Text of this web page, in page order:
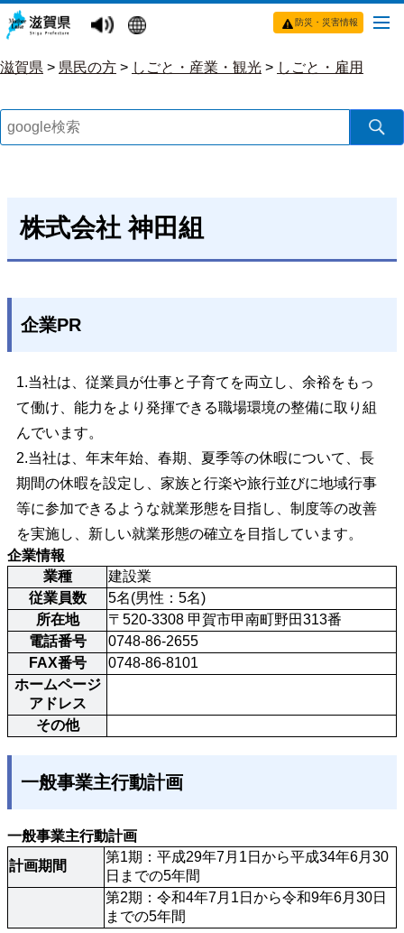
防災・災害情報
滋賀県 > 県民の方 > しごと・産業・観光 > しごと・雇用
株式会社 神田組
企業PR
1.当社は、従業員が仕事と子育てを両立し、余裕をもっ
て働け、能力をより発揮できる職場環境の整備に取り組
んでいます。
2.当社は、年末年始、春期、夏季等の休暇について、長
期間の休暇を設定し、家族と行楽や旅行並びに地域行事
等に参加できるような就業形態を目指し、制度等の改善
を実施し、新しい就業形態の確立を目指しています。
企業情報
業種
建設業
従業員数
5名(男性：5名)
所在地
〒520-3308 甲賀市甲南町野田313番
電話番号
0748-86-2655
FAX番号
0748-86-8101
ホームページ
アドレス
その他
一般事業主行動計画
一般事業主行動計画
計画期間
第1期：平成29年7月1日から平成34年6月30
日までの5年間
第2期：令和4年7月1日から令和9年6月30日
までの5年間